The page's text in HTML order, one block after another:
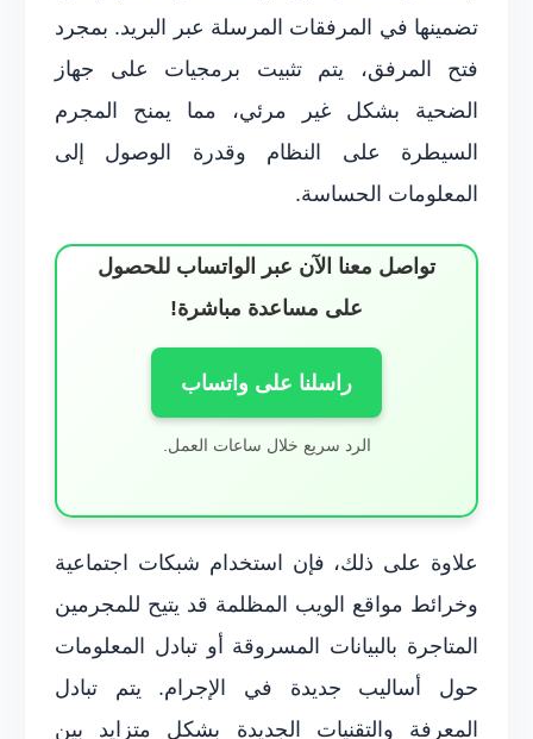
تضمينها في المرفقات المرسلة عبر البريد. بمجرد
فتح المرفق، يتم تثبيت برمجيات على جهاز
الضحية بشكل غير مرئي، مما يمنح المجرم
السيطرة على النظام وقدرة الوصول إلى
المعلومات الحساسة.
تواصل معنا الآن عبر الواتساب للحصول
على مساعدة مباشرة!
راسلنا على واتساب
الرد سريع خلال ساعات العمل.
علاوة على ذلك، فإن استخدام شبكات اجتماعية
وخرائط مواقع الويب المظلمة قد يتيح للمجرمين
المتاجرة بالبيانات المسروقة أو تبادل المعلومات
حول أساليب جديدة في الإجرام. يتم تبادل
المعرفة والتقنيات الجديدة بشكل متزايد بين